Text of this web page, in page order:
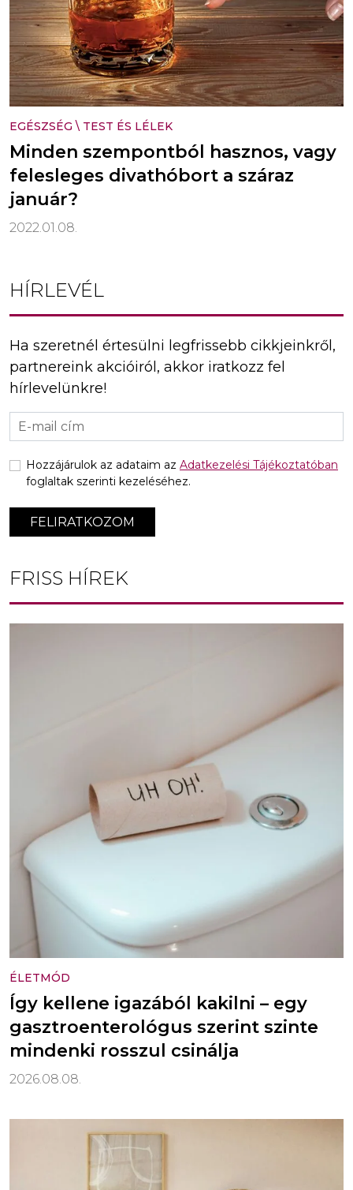
EGÉSZSÉG \ TEST ÉS LÉLEK
Minden szempontból hasznos, vagy
felesleges divathóbort a száraz
január?
2022.01.08.
HÍRLEVÉL
Ha szeretnél értesülni legfrissebb cikkjeinkről,
partnereink akcióiról, akkor iratkozz fel
hírlevelünkre!
FELIRATKOZOM
Hozzájárulok az adataim az Adatkezelési Tájékoztatóban
foglaltak szerinti kezeléséhez.
FRISS HÍREK
ÉLETMÓD
Így kellene igazából kakilni – egy
gasztroenterológus szerint szinte
mindenki rosszul csinálja
2026.08.08.